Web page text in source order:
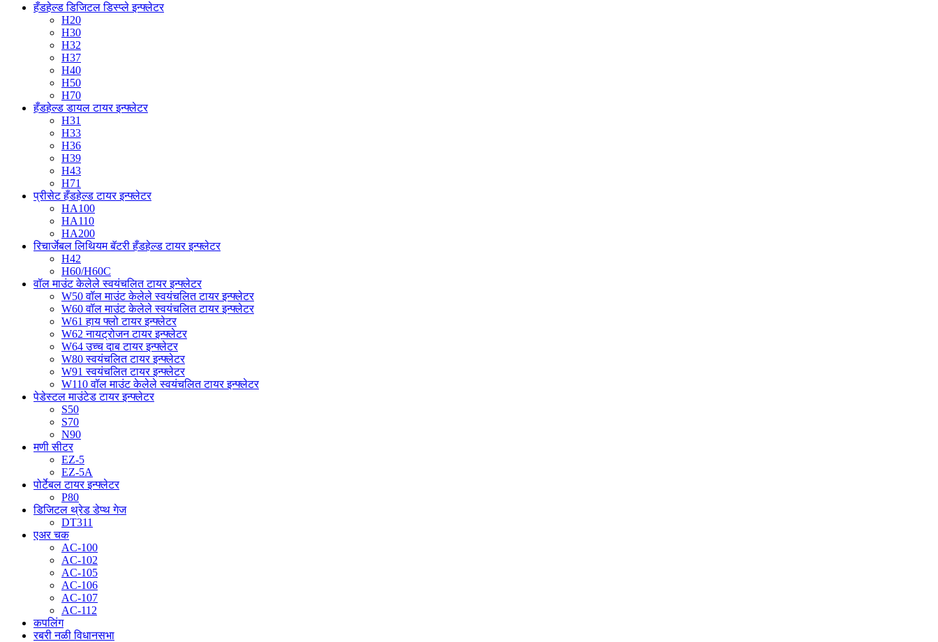
हँडहेल्ड डिजिटल डिस्प्ले इन्फ्लेटर
H20
H30
H32
H37
H40
H50
H70
हँडहेल्ड डायल टायर इन्फ्लेटर
H31
H33
H36
H39
H43
H71
प्रीसेट हँडहेल्ड टायर इन्फ्लेटर
HA100
HA110
HA200
रिचार्जेबल लिथियम बॅटरी हँडहेल्ड टायर इन्फ्लेटर
H42
H60/H60C
वॉल माउंट केलेले स्वयंचलित टायर इन्फ्लेटर
W50 वॉल माउंट केलेले स्वयंचलित टायर इन्फ्लेटर
W60 वॉल माउंट केलेले स्वयंचलित टायर इन्फ्लेटर
W61 हाय फ्लो टायर इन्फ्लेटर
W62 नायट्रोजन टायर इन्फ्लेटर
W64 उच्च दाब टायर इन्फ्लेटर
W80 स्वयंचलित टायर इन्फ्लेटर
W91 स्वयंचलित टायर इन्फ्लेटर
W110 वॉल माउंट केलेले स्वयंचलित टायर इन्फ्लेटर
पेडेस्टल माउंटेड टायर इन्फ्लेटर
S50
S70
N90
मणी सीटर
EZ-5
EZ-5A
पोर्टेबल टायर इन्फ्लेटर
P80
डिजिटल थ्रेड डेप्थ गेज
DT311
एअर चक
AC-100
AC-102
AC-105
AC-106
AC-107
AC-112
कपलिंग
रबरी नळी विधानसभा